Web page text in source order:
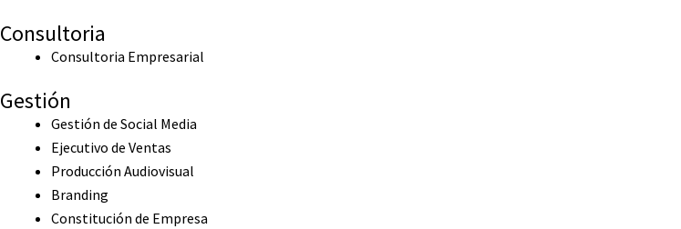
Consultoria
Consultoria Empresarial
Gestión
Gestión de Social Media
Ejecutivo de Ventas
Producción Audiovisual
Branding
Constitución de Empresa